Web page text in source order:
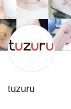
tuzuru